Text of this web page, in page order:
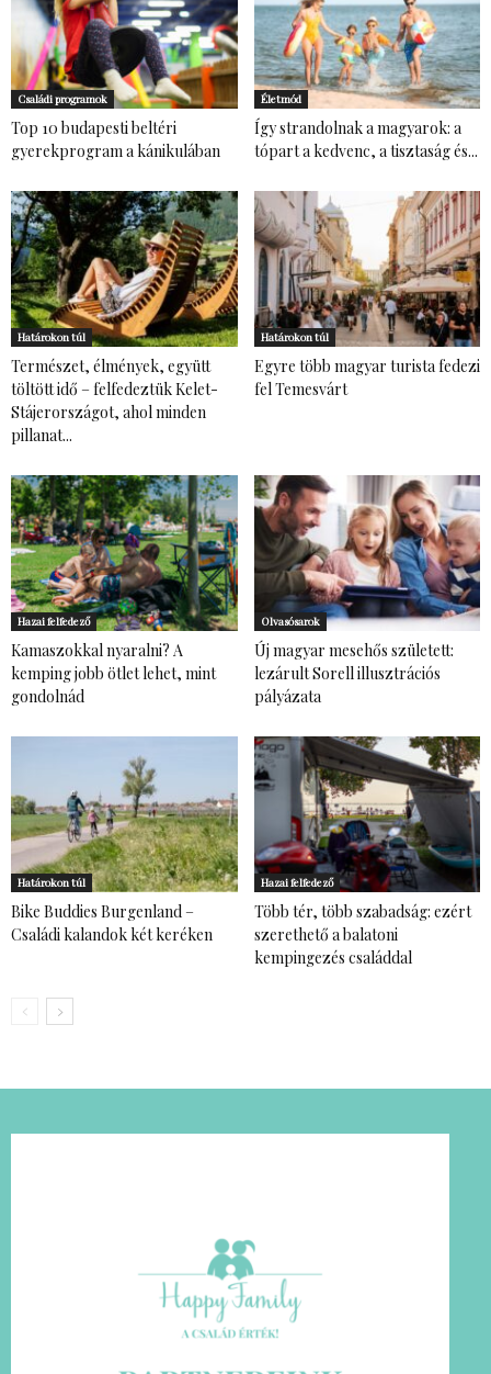
Családi programok
Top 10 budapesti beltéri
gyerekprogram a kánikulában
Életmód
Így strandolnak a magyarok: a
tópart a kedvenc, a tisztaság és...
Határokon túl
Természet, élmények, együtt
töltött idő – felfedeztük Kelet-
Stájerországot, ahol minden
pillanat...
Határokon túl
Egyre több magyar turista fedezi
fel Temesvárt
Hazai felfedező
Kamaszokkal nyaralni? A
kemping jobb ötlet lehet, mint
gondolnád
Olvasósarok
Új magyar mesehős született:
lezárult Sorell illusztrációs
pályázata
Határokon túl
Bike Buddies Burgenland –
Családi kalandok két keréken
Hazai felfedező
Több tér, több szabadság: ezért
szerethető a balatoni
kempingezés családdal